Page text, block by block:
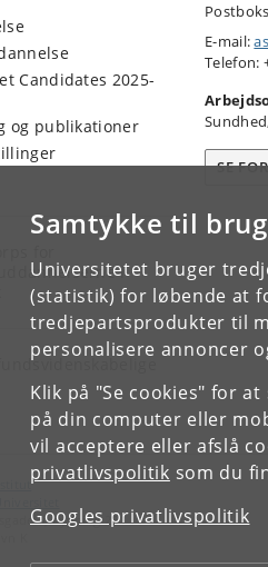
Samtykke til
Universitetet bruger
(statistik) for løbende at
tredjepartsprodukter til
personalisere annoncer
Klik på "Se cookies" for
på din computer eller
vil acceptere eller afslå
privatlivspolitik som du
Googles privatlivspolitik
Candidates 2025-
og publikationer
i
E-mail:
Telefon:
SE
5, bygning 26